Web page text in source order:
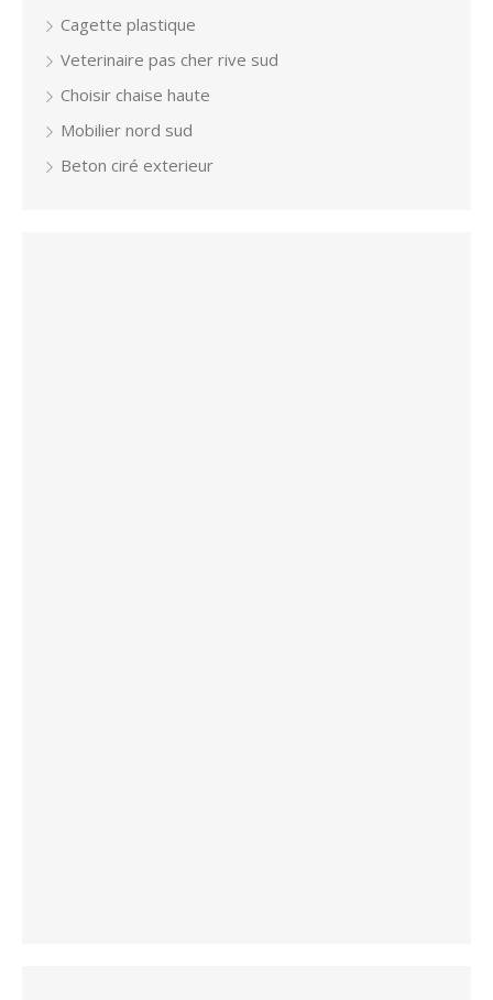
Cagette plastique
Veterinaire pas cher rive sud
Choisir chaise haute
Mobilier nord sud
Beton ciré exterieur